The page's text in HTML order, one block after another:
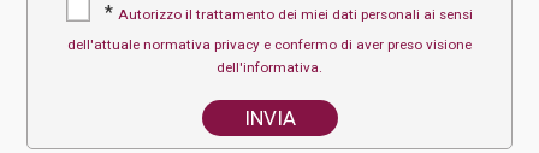
* Autorizzo il trattamento dei miei dati personali ai sensi
dell'attuale normativa privacy e confermo di aver preso visione
dell'informativa.